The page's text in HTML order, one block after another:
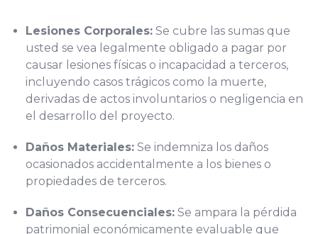
Lesiones Corporales: Se cubre las sumas que
usted se vea legalmente obligado a pagar por
causar lesiones físicas o incapacidad a terceros,
incluyendo casos trágicos como la muerte,
derivadas de actos involuntarios o negligencia en
el desarrollo del proyecto.
Daños Materiales: Se indemniza los daños
ocasionados accidentalmente a los bienes o
propiedades de terceros.
Daños Consecuenciales: Se ampara la pérdida
patrimonial económicamente evaluable que